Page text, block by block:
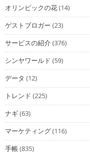
オリンピックの花(14)
ゲストブロガー (23)
サービスの紹介(376)
シンヤワールド (59)
データ (12)
トレンド (225)
ナギ(63)
マーケティング(116)
手帳(835)